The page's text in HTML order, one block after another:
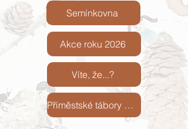
Semínkovna
Akce roku 2026
Víte, že...?
Příměstské tábory 2026